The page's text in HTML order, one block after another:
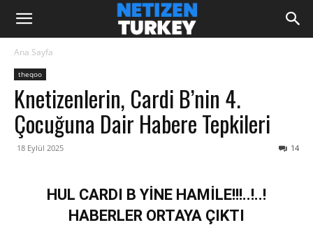
Ana Sayfa
theqoo
Knetizenlerin, Cardi B’nin 4.
Çocuğuna Dair Habere Tepkileri
18 Eylül 2025 14
HUL CARDI B YİNE HAMİLE!!!..!..!
HABERLER ORTAYA ÇIKTI